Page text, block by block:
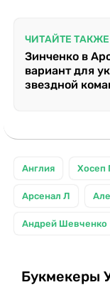
ЧИТАЙТЕ ТАКЖЕ
Зинченко в
вариант для
звездной
Англия Хосеп
Арсенал Л
Андрей Шевченко
Букмекеры